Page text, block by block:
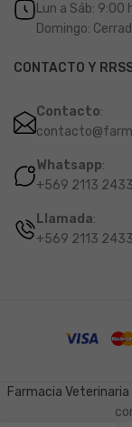
Lun a Sáb: 9:00
Domingo:
CONTACTO Y
Contacto:
Whatsapp:
+569 2113 2433
Llamada:
+569 2113 2433
Farmacia Veterinaria